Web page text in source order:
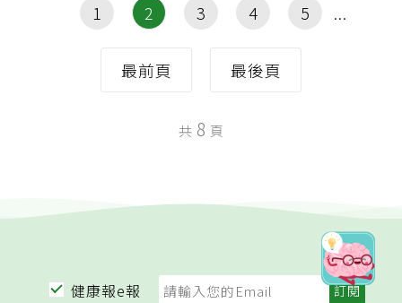
最前頁
1 2 3 4 5
最後頁
共 8 頁
健康報e報